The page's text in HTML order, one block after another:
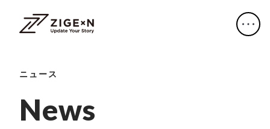
ニュース
News